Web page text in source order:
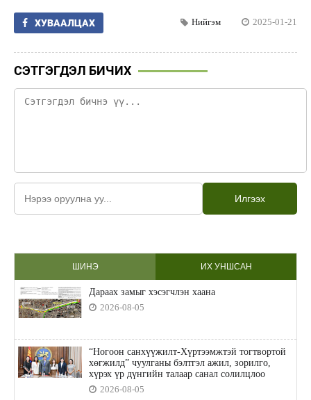
ХУВААЛЦАХ Нийгэм 2025-01-21
СЭТГЭГДЭЛ БИЧИХ
Илгээх
ШИНЭ ИХ УНШСАН
Дараах замыг хэсэгчлэн хаана
2026-08-05
“Ногоон санхүүжилт-Хүртээмжтэй тогтвортой
хөгжилд” чуулганы бэлтгэл ажил, зорилго,
хүрэх үр дүнгийн талаар санал солилцлоо
2026-08-05